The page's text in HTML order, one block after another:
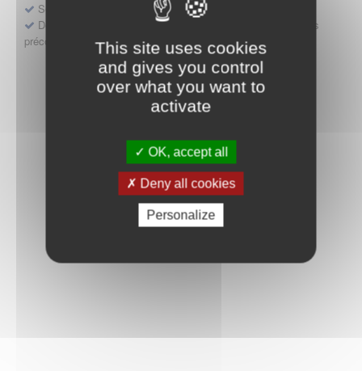
This site uses cookies
and gives you control
over what you want to
activate
OK, accept all
Deny all cookies
Personalize
Sollicitation RDV pré-dépôt accès précoce pré-AMM
Déposer une demande ou faire évoluer une décision d'accès
précoce